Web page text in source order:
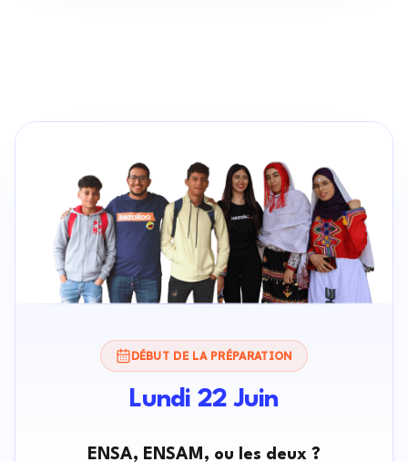
DÉBUT DE LA PRÉPARATION
Lundi 22 Juin
ENSA, ENSAM, ou les deux ?